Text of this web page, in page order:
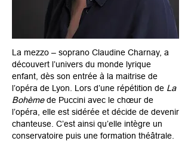
La mezzo – soprano Claudine Charnay, a
découvert l’univers du monde lyrique
enfant, dès son entrée à la maitrise de
l’opéra de Lyon. Lors d’une répétition de La
Bohèmede Puccini avec le chœur de
l’opéra, elle est sidérée et décide de devenir
chanteuse. C’est ainsi qu’elle intègre un
conservatoire puis une formation théâtrale.